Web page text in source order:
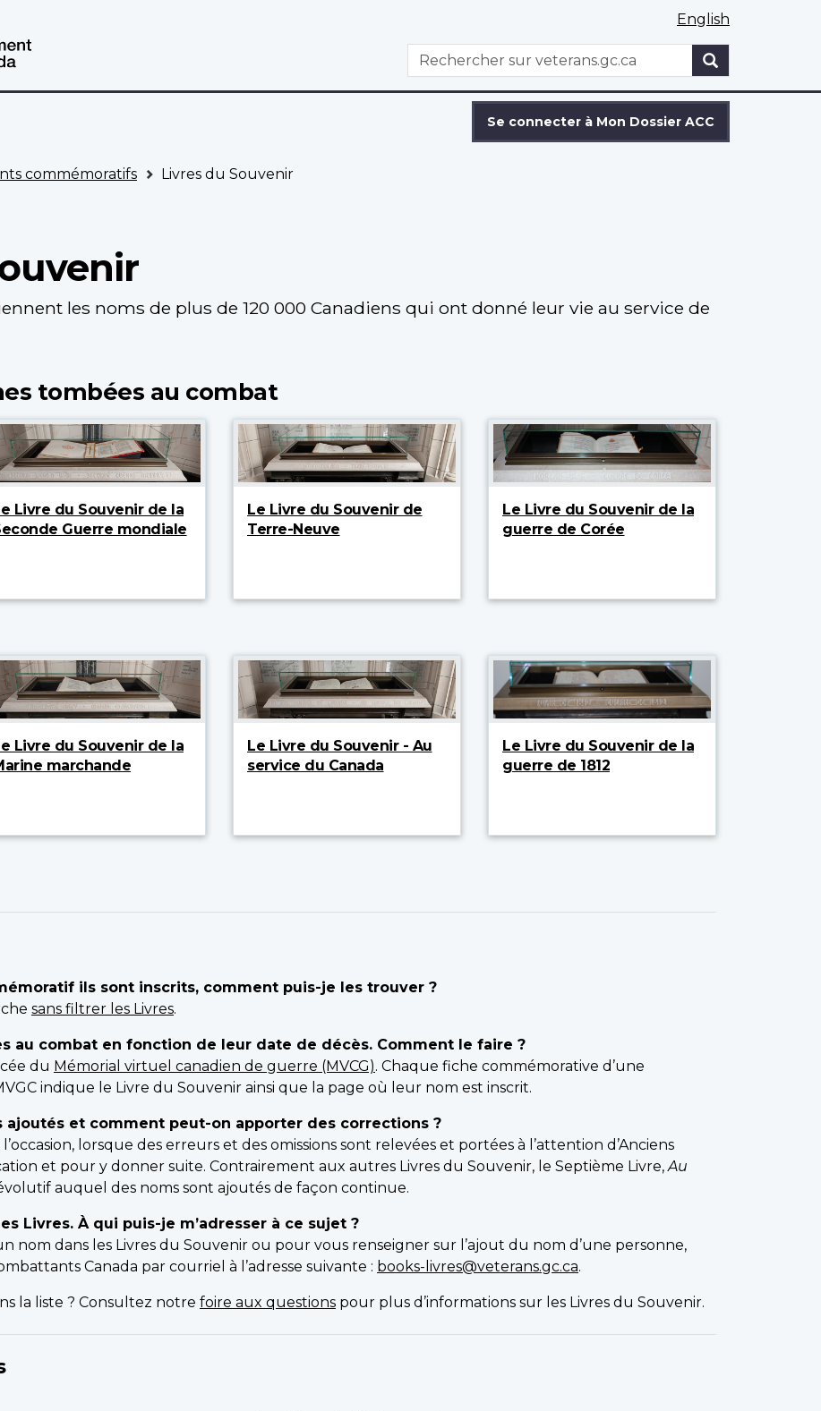
English
WxT
Search
Rechercher
Se connecter à Mon Dossier ACC
commémoratifs Livres du Souvenir
les noms de plus de 120 000 Canadiens qui ont donné leur vie au service de
tombées au combat
Livre du Souvenir de la
Guerre mondiale
Le Livre du Souvenir de
Terre-Neuve
Le Livre du Souvenir de la
guerre de Corée
Livre du Souvenir de la
marchande
Le Livre du Souvenir - Au
service du Canada
Le Livre du Souvenir de la
guerre de 1812
ils sont inscrits, comment puis-je les trouver ?
sans filtrer les Livres.
au combat en fonction de leur date de décès. Comment le faire ?
du Mémorial virtuel canadien de guerre (MVCG). Chaque fiche commémorative d’une
indique le Livre du Souvenir ainsi que la page où leur nom est inscrit.
ajoutés et comment peut-on apporter des corrections ?
lorsque des erreurs et des omissions sont relevées et portées à l’attention d’Anciens
et pour y donner suite. Contrairement aux autres Livres du Souvenir, le Septième Livre,Au
auquel des noms sont ajoutés de façon continue.
Livres. À qui puis-je m’adresser à ce sujet ?
nom dans les Livres du Souvenir ou pour vous renseigner sur l’ajout du nom d’une personne,
Canada par courriel à l’adresse suivante : books-livres@veterans.gc.ca.
la liste ? Consultez notre foire aux questions pour plus d’informations sur les Livres du Souvenir.